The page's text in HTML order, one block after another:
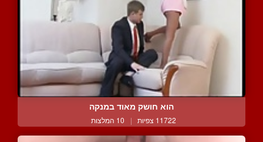
הוא חושק מאוד במנקה
11722 צפיות | 10 המלצות